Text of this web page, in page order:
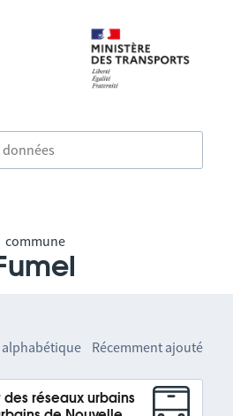
commune
Fumel
Récemment ajouté
réseaux urbains